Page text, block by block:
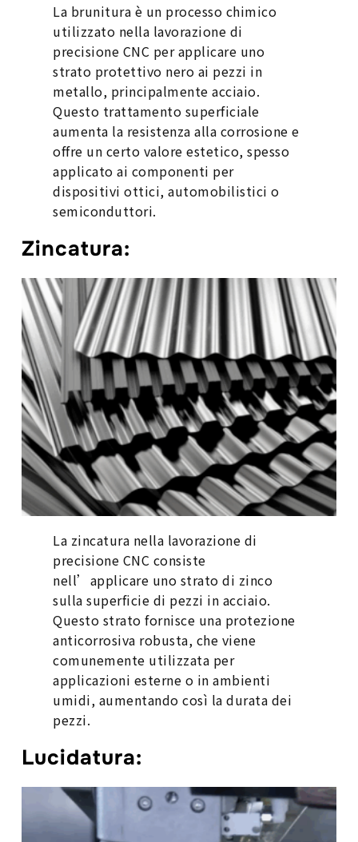
La brunitura è un processo chimico
utilizzato nella lavorazione di
precisione CNC per applicare uno
strato protettivo nero ai pezzi in
metallo, principalmente acciaio.
Questo trattamento superficiale
aumenta la resistenza alla corrosione e
offre un certo valore estetico, spesso
applicato ai componenti per
dispositivi ottici, automobilistici o
semiconduttori.
Zincatura:
La zincatura nella lavorazione di
precisione CNC consiste
nell’applicare uno strato di zinco
sulla superficie di pezzi in acciaio.
Questo strato fornisce una protezione
anticorrosiva robusta, che viene
comunemente utilizzata per
applicazioni esterne o in ambienti
umidi, aumentando così la durata dei
pezzi.
Lucidatura: